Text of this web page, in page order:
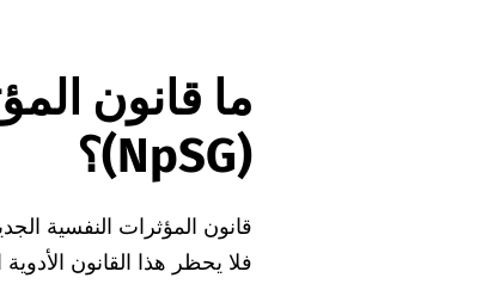
ما قانون
(NpSG)؟
فلا يحظر هذا القانون